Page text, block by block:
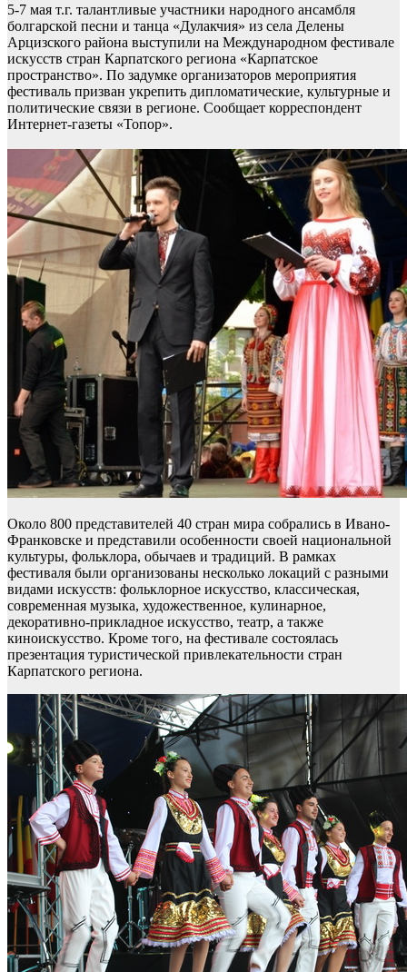
5-7 мая т.г. талантливые участники народного ансамбля
болгарской песни и танца «Дулакчия» из села Делены
Арцизского района выступили на Международном фестивале
искусств стран Карпатского региона «Карпатское
пространство». По задумке организаторов мероприятия
фестиваль призван укрепить дипломатические, культурные и
политические связи в регионе. Сообщает корреспондент
Интернет-газеты «Топор».
Около 800 представителей 40 стран мира собрались в Ивано-
Франковске и представили особенности своей национальной
культуры, фольклора, обычаев и традиций. В рамках
фестиваля были организованы несколько локаций с разными
видами искусств: фольклорное искусство, классическая,
современная музыка, художественное, кулинарное,
декоративно-прикладное искусство, театр, а также
киноискусство. Кроме того, на фестивале состоялась
презентация туристической привлекательности стран
Карпатского региона.